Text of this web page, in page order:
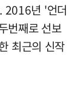
년 '언더
번째로 선보
최근의 신작